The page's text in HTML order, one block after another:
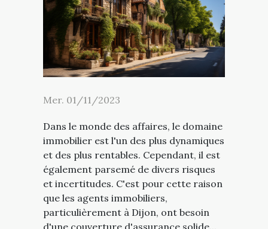
Mer. 01/11/2023
Dans le monde des affaires, le domaine
immobilier est l'un des plus dynamiques
et des plus rentables. Cependant, il est
également parsemé de divers risques
et incertitudes. C'est pour cette raison
que les agents immobiliers,
particulièrement à Dijon, ont besoin
d'une couverture d'assurance solide...